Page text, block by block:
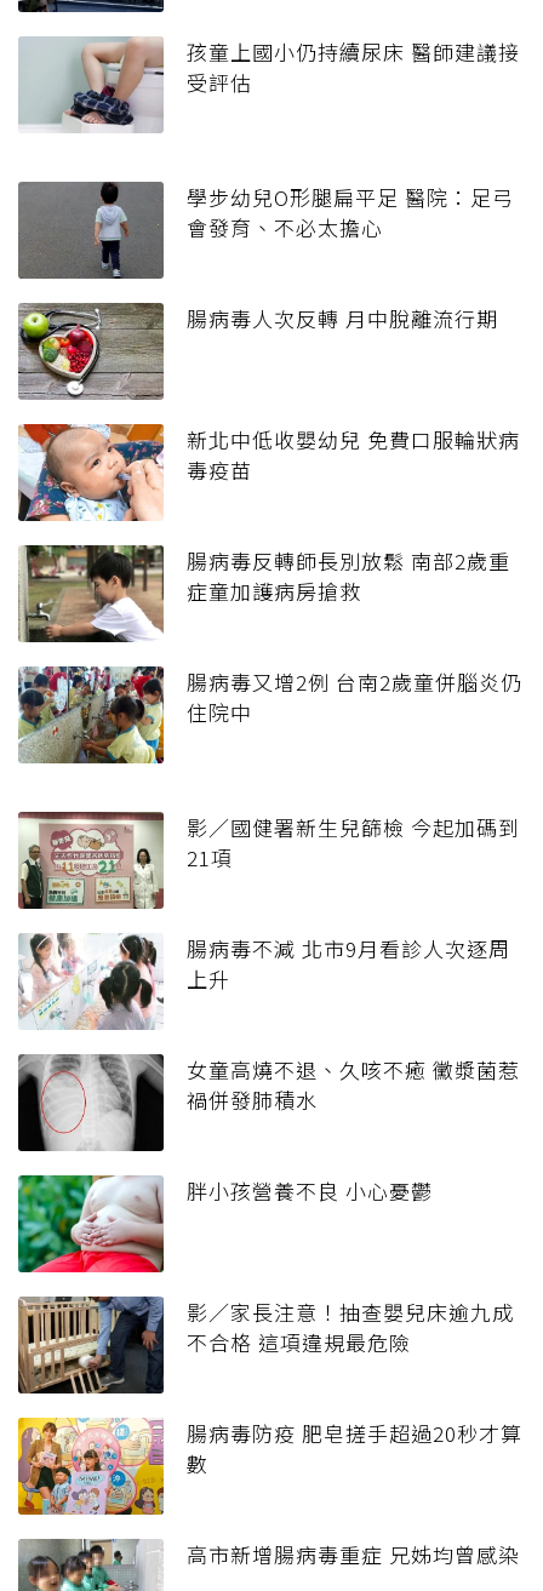
孩童上國小仍持續尿床 醫師建議接
受評估
學步幼兒O形腿扁平足 醫院：足弓
會發育、不必太擔心
腸病毒人次反轉 月中脫離流行期
新北中低收嬰幼兒 免費口服輪狀病
毒疫苗
腸病毒反轉師長別放鬆 南部2歲重
症童加護病房搶救
腸病毒又增2例 台南2歲童併腦炎仍
住院中
影／國健署新生兒篩檢 今起加碼到
21項
腸病毒不減 北市9月看診人次逐周
上升
女童高燒不退、久咳不癒 黴漿菌惹
禍併發肺積水
胖小孩營養不良 小心憂鬱
影／家長注意！抽查嬰兒床逾九成
不合格 這項違規最危險
腸病毒防疫 肥皂搓手超過20秒才算
數
高市新增腸病毒重症 兄姊均曾感染